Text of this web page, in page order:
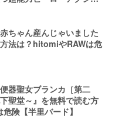
ちゃん産んじゃいました
法は？hitomiやRAWは危
器聖女ブランカ［第二
聖堂～』を無料で読む方
険【半里バード】